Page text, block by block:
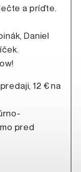
a príďte.
Daniel
12 € na
pred